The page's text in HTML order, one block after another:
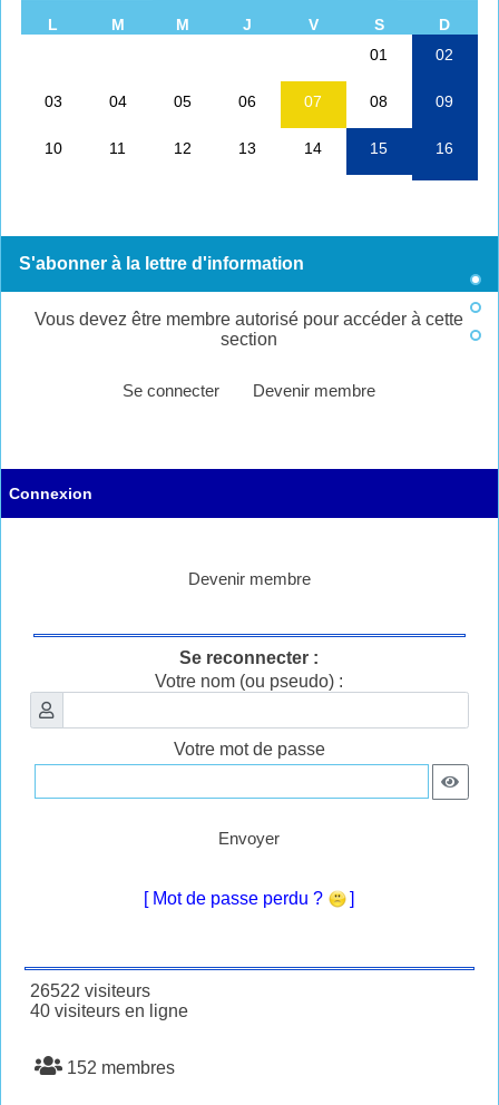
S'abonner à la lettre d'information
Vous devez être membre autorisé pour accéder à cette
section
Se connecter Devenir membre
Connexion
Devenir membre
Se reconnecter :
Votre nom (ou pseudo) :
Votre mot de passe
Envoyer
[ Mot de passe perdu ? ]
26522 visiteurs
40 visiteurs en ligne
152 membres